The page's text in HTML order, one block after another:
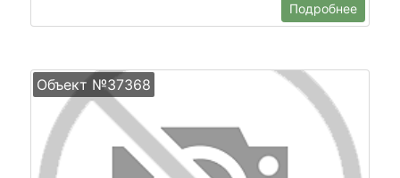
Подробнее
Объект №37368